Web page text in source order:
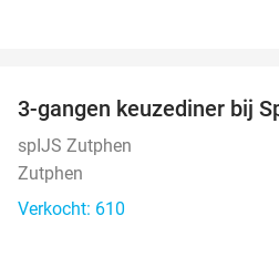
3-gangen keuzediner bij
spIJS Zutphen
Zutphen
Verkocht: 610